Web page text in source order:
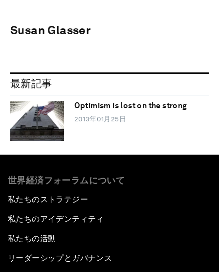
Susan Glasser
最新記事
Optimism is lost on the strong
2013年01月25日
世界経済フォーラムについて
私たちのストラテジー
私たちのアイデンティティ
私たちの活動
リーダーシップとガバナンス